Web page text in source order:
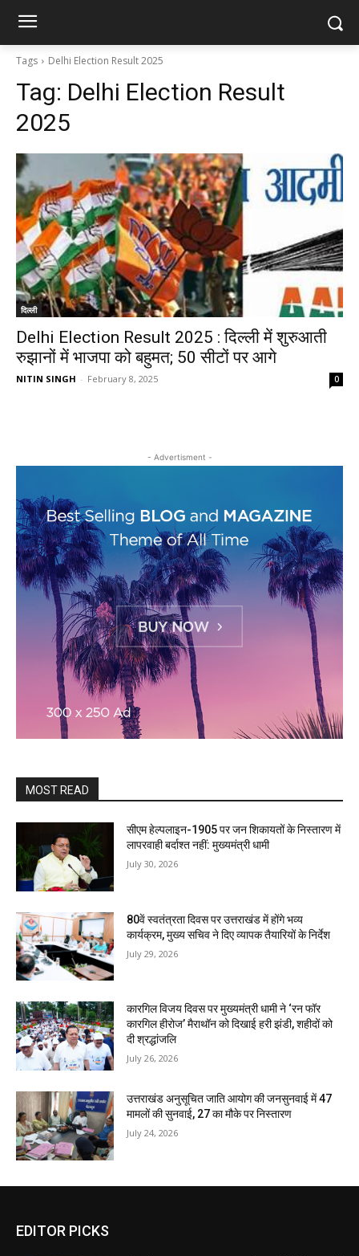
Tags Delhi Election Result 2025
Tag: Delhi Election Result
2025
दिल्ली
Delhi Election Result 2025 : दिल्ली में शुरुआती
रुझानों में भाजपा को बहुमत; 50 सीटों पर आगे
NITIN SINGH - February 8, 2025 0
- Advertisment -
MOST READ
सीएम हेल्पलाइन-1905 पर जन शिकायतों के निस्तारण में
लापरवाही बर्दाश्त नहीं: मुख्यमंत्री धामी
July 30, 2026
80वें स्वतंत्रता दिवस पर उत्तराखंड में होंगे भव्य
कार्यक्रम, मुख्य सचिव ने दिए व्यापक तैयारियों के निर्देश
July 29, 2026
कारगिल विजय दिवस पर मुख्यमंत्री धामी ने ‘रन फॉर
कारगिल हीरोज’ मैराथॉन को दिखाई हरी झंडी, शहीदों को
दी श्रद्धांजलि
July 26, 2026
उत्तराखंड अनुसूचित जाति आयोग की जनसुनवाई में 47
मामलों की सुनवाई, 27 का मौके पर निस्तारण
July 24, 2026
EDITOR PICKS